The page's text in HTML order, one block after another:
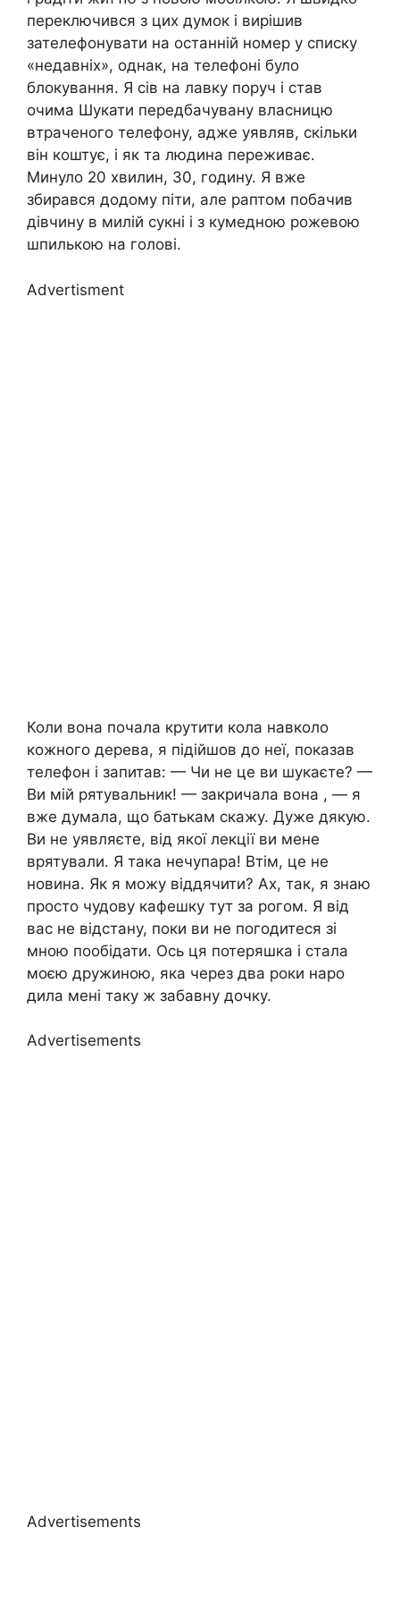
переключився з цих думок і вирішив
зателефонувати на останній номер у списку
«недавніх», однак, на телефоні було
блокування. Я сів на лавку поруч і став
очима Шукати передбачувану власницю
втраченого телефону, адже уявляв, скільки
він коштує, і як та людина переживає.
Минуло 20 хвилин, 30, годину. Я вже
збирався додому піти, але раптом побачив
дівчину в милій сукні і з кумедною рожевою
шпилькою на голові.
Advertisment
Коли вона почала крутити кола навколо
кожного дерева, я підійшов до неї, показав
телефон і запитав: — Чи не це ви шукаєте? —
Ви мій рятувальник! — закричала вона , — я
вже думала, що батькам скажу. Дуже дякую.
Ви не уявляєте, від якої лекції ви мене
врятували. Я така нечупара! Втім, це не
новина. Як я можу віддячити? Ах, так, я знаю
просто чудову кафешку тут за рогом. Я від
вас не відстану, поки ви не погодитеся зі
мною пообідати. Ось ця потеряшка і стала
моєю дружиною, яка через два роки наро
дила мені таку ж забавну дочку.
Advertisements
Advertisements